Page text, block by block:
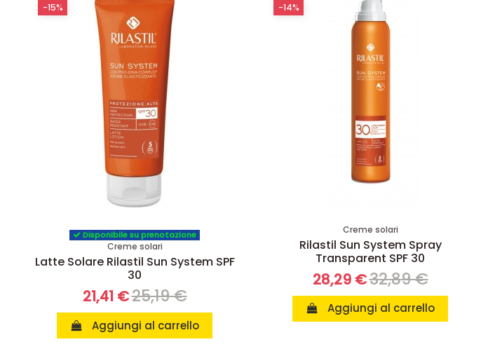
Disponibile su prenotazione
Creme solari
Latte Solare Rilastil Sun System SPF
30
21,41 €25,19 €
Aggiungi al carrello
-15%
Creme solari
Rilastil Sun System Spray
Transparent SPF 30
28,29 €32,89 €
Aggiungi al carrello
-14%